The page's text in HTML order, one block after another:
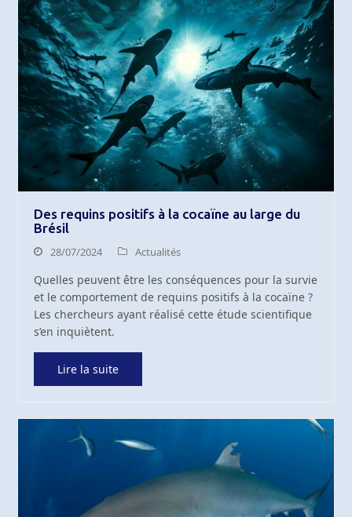
Des requins positifs à la cocaïne au large du
Brésil
28/07/2024 Actualités
Quelles peuvent être les conséquences pour la survie
et le comportement de requins positifs à la cocaïne ?
Les chercheurs ayant réalisé cette étude scientifique
s’en inquiètent.
Lire la suite